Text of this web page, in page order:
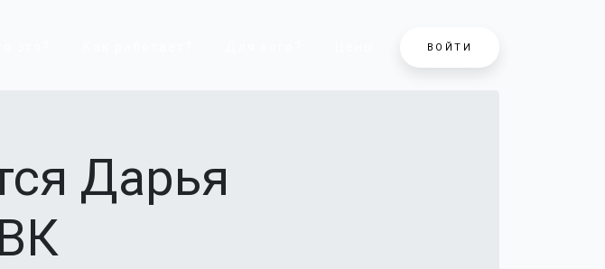
ВОЙТИ
Дарья